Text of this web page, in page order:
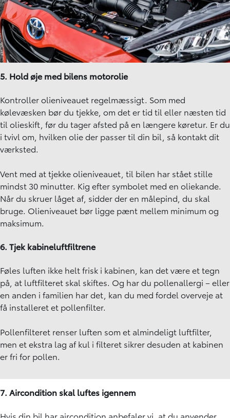
5. Hold øje med bilens motorolie
Kontroller olieniveauet regelmæssigt. Som med
kølevæsken bør du tjekke, om det er tid til eller næsten tid
til olieskift, før du tager afsted på en længere køretur. Er du
i tvivl om, hvilken olie der passer til din bil, så kontakt dit
værksted.
Vent med at tjekke olieniveauet, til bilen har stået stille
mindst 30 minutter. Kig efter symbolet med en oliekande.
Når du skruer låget af, sidder der en målepind, du skal
bruge. Olieniveauet bør ligge pænt mellem minimum og
maksimum.
6. Tjek kabineluftfiltrene
Føles luften ikke helt frisk i kabinen, kan det være et tegn
på, at luftfilteret skal skiftes. Og har du pollenallergi – eller
en anden i familien har det, kan du med fordel overveje at
få installeret et pollenfilter.
Pollenfilteret renser luften som et almindeligt luftfilter,
men et ekstra lag af kul i filteret sikrer desuden at kabinen
er fri for pollen.
7. Aircondition skal luftes igennem